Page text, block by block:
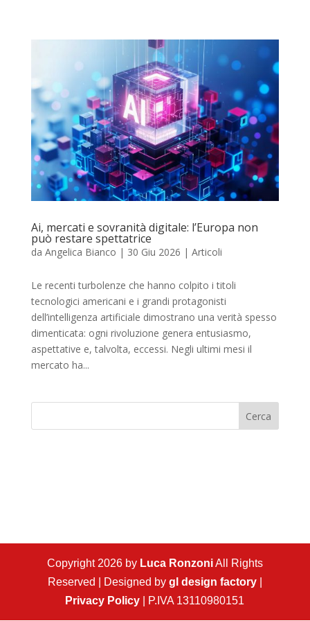
Ai, mercati e sovranità digitale: l’Europa non
può restare spettatrice
da Angelica Bianco | 30 Giu 2026 | Articoli
Le recenti turbolenze che hanno colpito i titoli
tecnologici americani e i grandi protagonisti
dell’intelligenza artificiale dimostrano una verità spesso
dimenticata: ogni rivoluzione genera entusiasmo,
aspettative e, talvolta, eccessi. Negli ultimi mesi il
mercato ha...
Cerca
Copyright 2026 by Luca RonzoniAll Rights
Reserved | Designed by gl design factory|
Privacy Policy | P.IVA 13110980151